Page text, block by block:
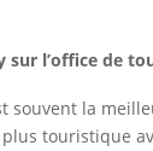
sur l’office de
souvent la
touristique